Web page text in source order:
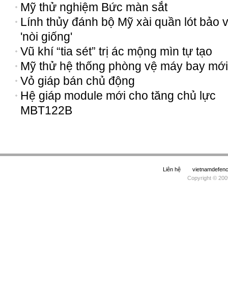
Mỹ thử nghiệm Bức màn sắt
Lính thủy đánh bộ Mỹ xài quần lót bảo
'nòi giống'
Vũ khí “tia sét” trị ác mộng mìn tự tạo
Mỹ thử hệ thống phòng vệ máy bay mới
Vỏ giáp bán chủ động
Hệ giáp module mới cho tăng chủ lực
MBT122B
Liên hệ
Copyright ©